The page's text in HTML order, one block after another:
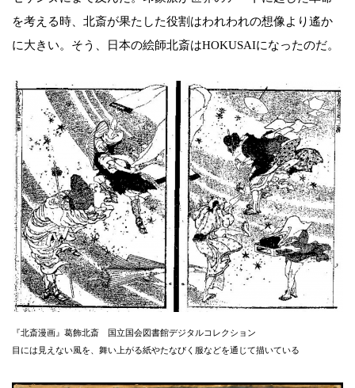
を考える時、北斎が果たした役割はわれわれの想像より遙か
に大きい。そう、日本の絵師北斎はHOKUSAIになったのだ。
『北斎漫画』葛飾北斎 国立国会図書館デジタルコレクション
目には見えない風を、舞い上がる紙やたなびく服などを通じて描いている